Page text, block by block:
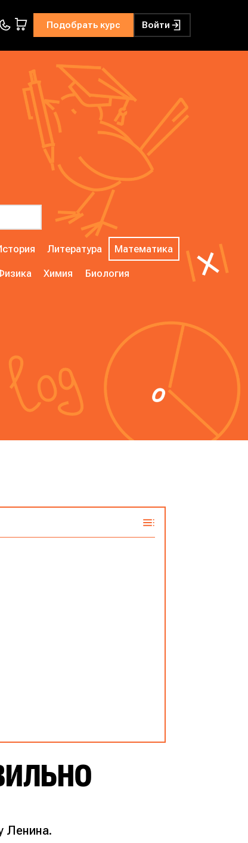
Подобрать курс Войти
Литература Математика
Химия Биология
Ленина.